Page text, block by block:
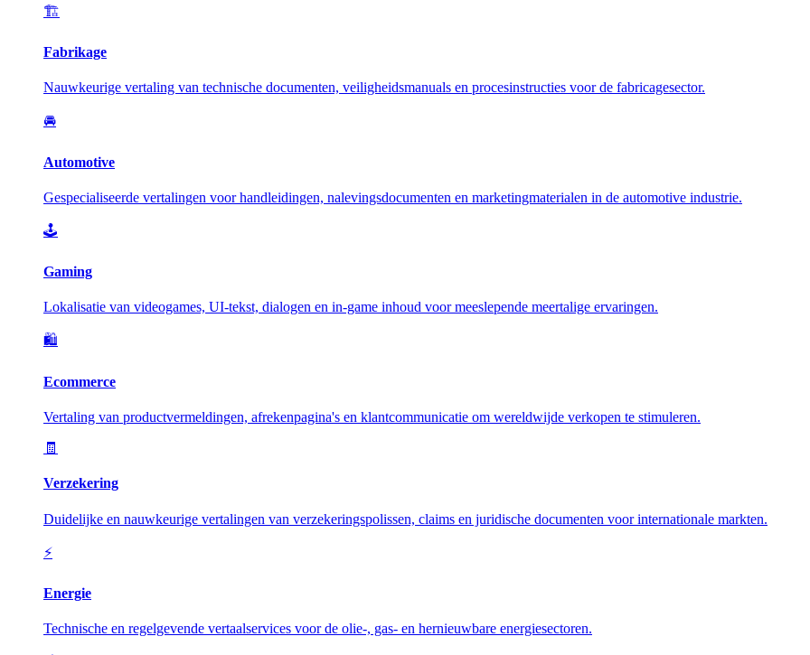
🏗️
Fabrikage
Nauwkeurige vertaling van technische documenten, veiligheidsmanuals en procesinstructies voor de fabricagesector.
🚘
Automotive
Gespecialiseerde vertalingen voor handleidingen, nalevingsdocumenten en marketingmaterialen in de automotive industrie.
🕹️
Gaming
Lokalisatie van videogames, UI-tekst, dialogen en in-game inhoud voor meeslepende meertalige ervaringen.
🛍️
Ecommerce
Vertaling van productvermeldingen, afrekenpagina's en klantcommunicatie om wereldwijde verkopen te stimuleren.
🧾
Verzekering
Duidelijke en nauwkeurige vertalingen van verzekeringspolissen, claims en juridische documenten voor internationale markten.
⚡
Energie
Technische en regelgevende vertaalservices voor de olie-, gas- en hernieuwbare energiesectoren.